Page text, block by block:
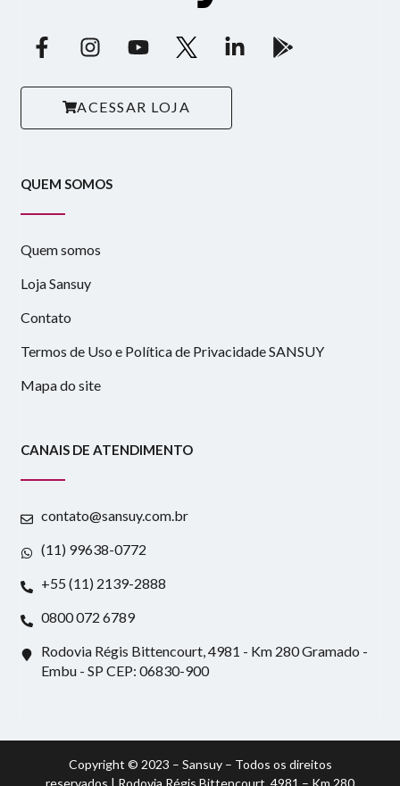
ACESSAR LOJA
QUEM SOMOS
Quem somos
Loja Sansuy
Contato
Termos de Uso e Política de Privacidade SANSUY
Mapa do site
CANAIS DE ATENDIMENTO
contato@sansuy.com.br
(11) 99638-0772
+55 (11) 2139-2888
0800 072 6789
Rodovia Régis Bittencourt, 4981 - Km 280 Gramado -
Embu - SP CEP: 06830-900
Copyright © 2023 – Sansuy – Todos os direitos